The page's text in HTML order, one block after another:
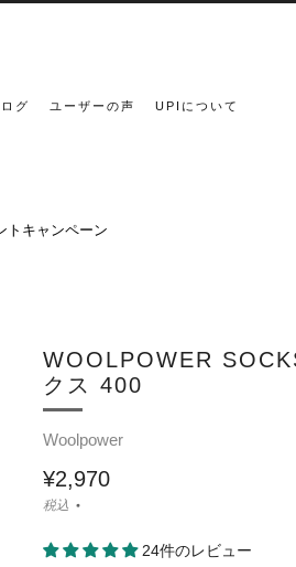
グ ユーザーの声 UPIについて
トキャンペーン
WOOLPOWER
クス 400
Woolpower
¥2,970
税込
24件のレビュー